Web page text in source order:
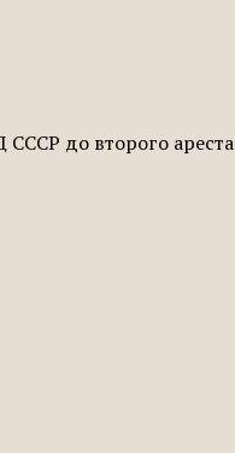
СССР до второго ареста